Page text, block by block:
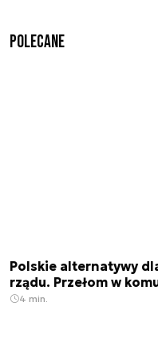
Polecane
Polskie alternatywy
rządu. Przełom w
4 min.